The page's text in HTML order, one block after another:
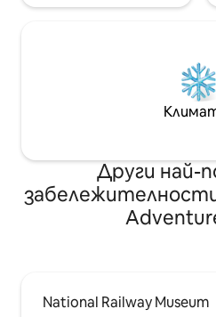
Други най-
National Railway Museum